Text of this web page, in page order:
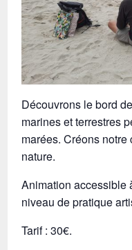
Découvrons le bord
marines et terrestres
marées. Créons
nature.
Animation accessible
niveau de pratique
Tarif : 30€.